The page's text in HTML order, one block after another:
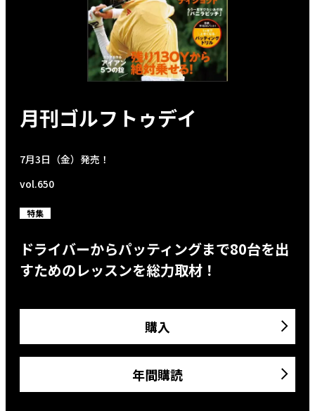
月刊ゴルフトゥデイ
7月3日（金）発売！
vol.650
特集
ドライバーからパッティングまで80台を出
すためのレッスンを総力取材！
購入
年間購読